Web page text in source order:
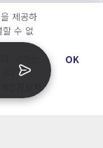
니다.
제공하
수 없
. 귀하는
.
OK